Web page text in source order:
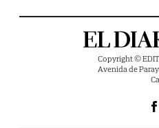
Copyright ©
Avenida de